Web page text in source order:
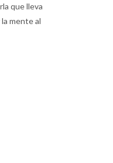
que lleva
mente al